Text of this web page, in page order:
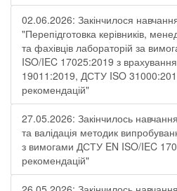
02.06.2026: Закінчилося
"Перепідготовка керівників,
та фахівців лабораторій за
ISO/IEC 17025:2019 з
19011:2019, ДСТУ ISO
рекомендацій"
27.05.2026: Закінчилось
та валідація методик
з вимогами ДСТУ EN ISO/IEC
рекомендацій"